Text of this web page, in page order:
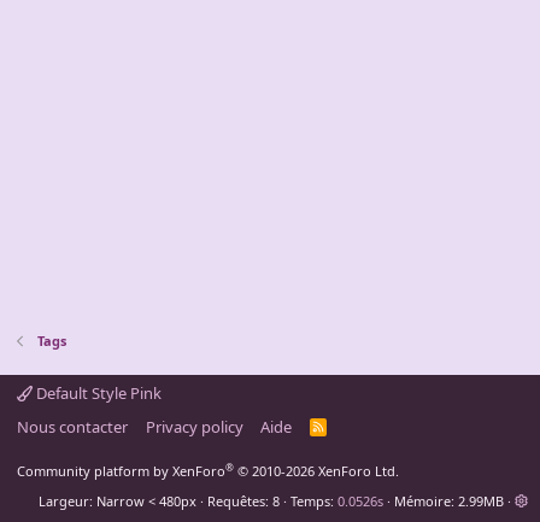
Tags
Default Style Pink
Nous contacter
Privacy policy Aide
R
Community platform by XenForo® © 2010-2026 XenForo Ltd.
Largeur
Requêtes 8 Temps 0.0526s Mémoire 2.99MB